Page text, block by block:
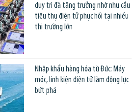
duy trì đà tăng trưởng nhờ nhu cầu
tiêu thụ điện tử phục hồi tại nhiều
thị trường lớn
Nhập khẩu hàng hóa từ Đức: Máy
móc, linh kiện điện tử làm động lực
bứt phá